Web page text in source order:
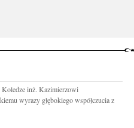
inż. Kazimierzowi
wyrazy głębokiego współczucia z